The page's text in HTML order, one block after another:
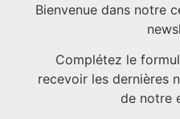
Bienvenue dans notre
Complétez le
recevoir les dernières
de notre